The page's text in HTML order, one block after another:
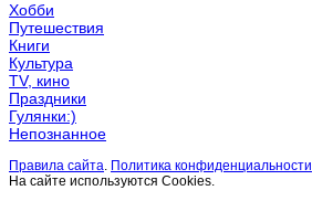
Хобби
Путешествия
Книги
Культура
TV, кино
Праздники
Гулянки:)
Непознанное
Правила сайта. Политика конфиденциальности
На сайте используются Cookies.